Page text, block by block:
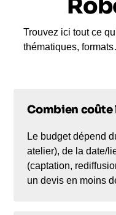
Trouvez ici tout ce
thématiques,
Combien coûte
Le budget dépend
atelier), de la date/
(captation,
un devis en moins